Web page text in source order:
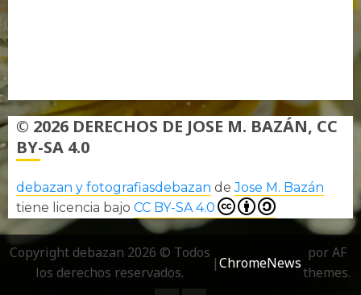
© 2026 DERECHOS DE JOSE M. BAZÁN, CC
BY-SA 4.0
debazan y fotografiasdebazan deJose M. Bazán
tiene licencia bajo CC BY-SA 4.0
Copyright debazan 2026 © Todos
los derechos reservados.
|ChromeNews
por AF
themes.